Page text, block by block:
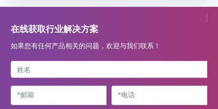
在线获取行业解决方案
如果您有任何产品相关的问题，欢迎与我们联系！